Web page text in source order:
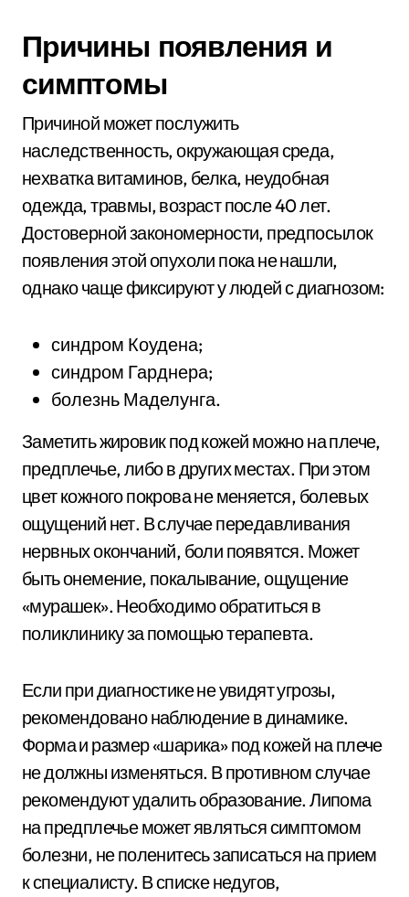
Причины появления и
симптомы
Причиной может послужить
наследственность, окружающая среда,
нехватка витаминов, белка, неудобная
одежда, травмы, возраст после 40 лет.
Достоверной закономерности, предпосылок
появления этой опухоли пока не нашли,
однако чаще фиксируют у людей с диагнозом:
синдром Коудена;
синдром Гарднера;
болезнь Маделунга.
Заметить жировик под кожей можно на плече,
предплечье, либо в других местах. При этом
цвет кожного покрова не меняется, болевых
ощущений нет. В случае передавливания
нервных окончаний, боли появятся. Может
быть онемение, покалывание, ощущение
«мурашек». Необходимо обратиться в
поликлинику за помощью терапевта.
Если при диагностике не увидят угрозы,
рекомендовано наблюдение в динамике.
Форма и размер «шарика» под кожей на плече
не должны изменяться. В противном случае
рекомендуют удалить образование. Липома
на предплечье может являться симптомом
болезни, не поленитесь записаться на прием
к специалисту. В списке недугов,